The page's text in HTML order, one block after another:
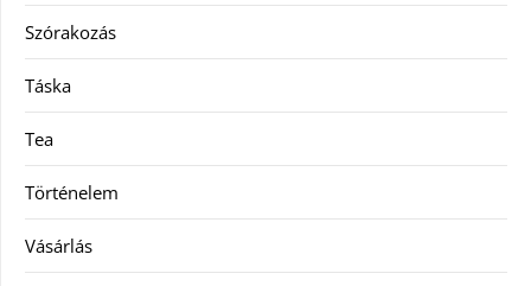
Szórakozás
Táska
Tea
Történelem
Vásárlás